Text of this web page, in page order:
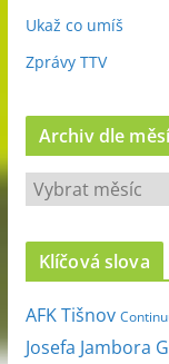
Ukaž co umíš
Zprávy TTV
Archiv dle
A
r
c
v
d
Klíčová slova
AFK Tišnov
Josefa Jambora